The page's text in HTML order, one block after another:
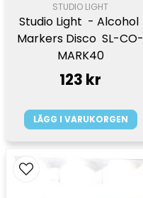
STUDIO LIGHT
Studio Light  - Alcohol
Markers Disco  SL-CO-
MARK40
123 kr
LÄGG I VARUKORGEN